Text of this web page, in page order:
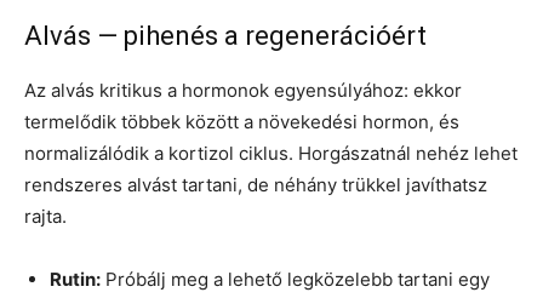
Alvás — pihenés a regenerációért
Az alvás kritikus a hormonok egyensúlyához: ekkor
termelődik többek között a növekedési hormon, és
normalizálódik a kortizol ciklus. Horgászatnál nehéz lehet
rendszeres alvást tartani, de néhány trükkel javíthatsz
rajta.
Rutin: Próbálj meg a lehető legközelebb tartani egy